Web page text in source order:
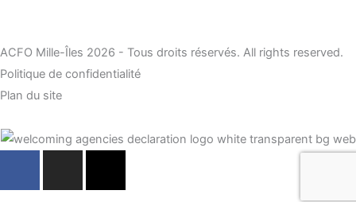
ACFO Mille-Îles 2026 - Tous droits réservés. All rights reserved.
Politique de confidentialité
Plan du site